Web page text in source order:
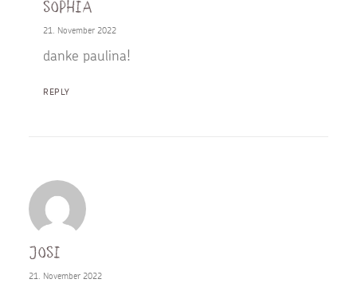
Sophia
21. November 2022
danke paulina!
REPLY
Josi
21. November 2022